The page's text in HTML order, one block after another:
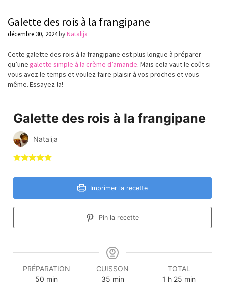
Galette des rois à la frangipane
décembre 30, 2024byNatalija
Cette galette des rois à la frangipane est plus longue à préparer
qu’une galette simple à la crème d’amande. Mais cela vaut le coût si
vous avez le temps et voulez faire plaisir à vos proches et vous-
même. Essayez-la!
Galette des rois à la frangipane
Natalija
Imprimer la recette
Pin la recette
PRÉPARATION
50minutes
min
CUISSON
35minutes
min
TOTAL
1 heure
h 25minutes
min